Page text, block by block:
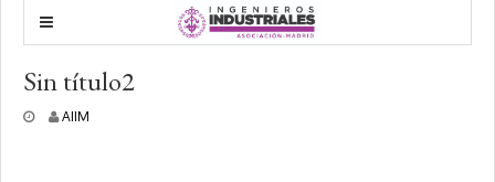
Sin título2
AIIM